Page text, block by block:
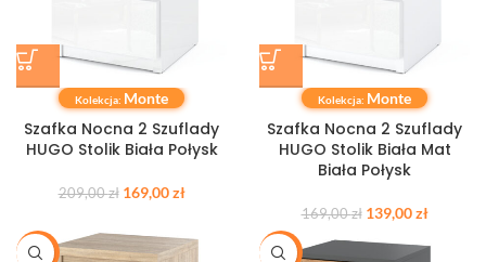
Kolekcja: Monte
Szafka Nocna 2 Szuflady
HUGO Stolik Biała Połysk
209,00zł 169,00zł
Kolekcja: Monte
Szafka Nocna 2 Szuflady
HUGO Stolik Biała Mat
Biała Połysk
169,00zł 139,00zł
-20% -20%